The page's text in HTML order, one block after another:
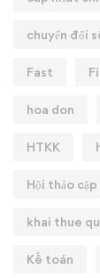
chuyển đổi
Fast
hoa don
HTKK
Hội thảo
khai thue
Kế toán